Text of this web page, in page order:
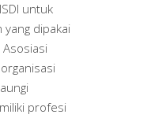
untuk
dipakai
profesi